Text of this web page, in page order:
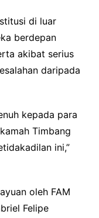
di luar
berdepan
akibat serius
daripada
kepada para
Timbang
ini,”
oleh FAM
Felipe